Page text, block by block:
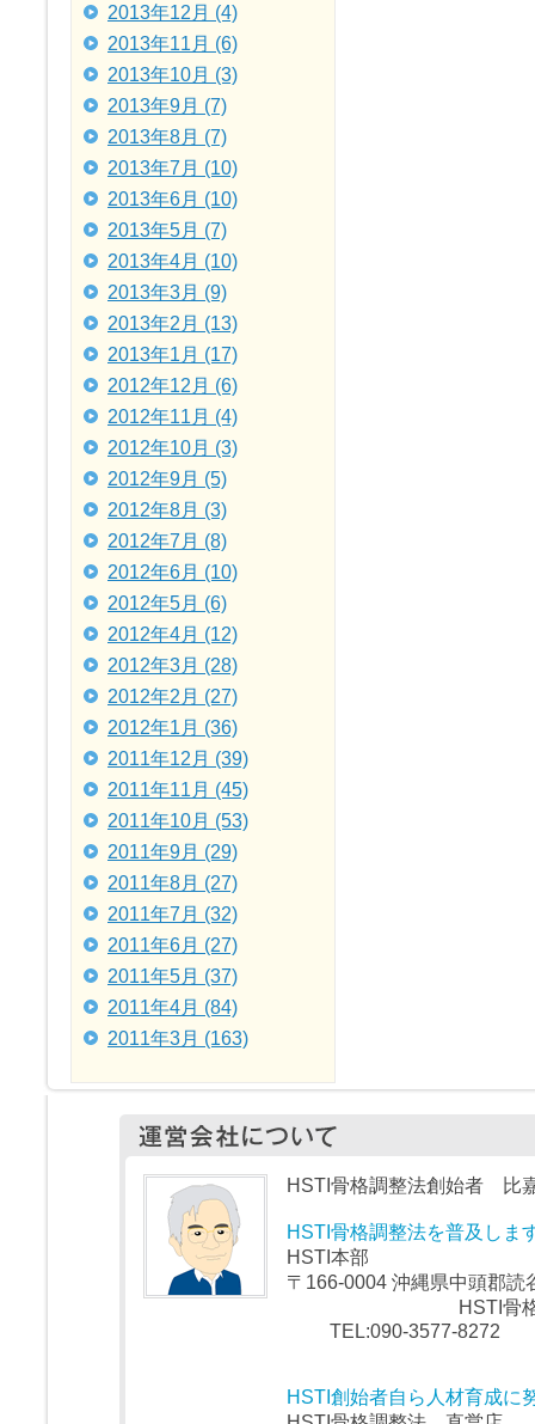
2013年12月 (4)
2013年11月 (6)
2013年10月 (3)
2013年9月 (7)
2013年8月 (7)
2013年7月 (10)
2013年6月 (10)
2013年5月 (7)
2013年4月 (10)
2013年3月 (9)
2013年2月 (13)
2013年1月 (17)
2012年12月 (6)
2012年11月 (4)
2012年10月 (3)
2012年9月 (5)
2012年8月 (3)
2012年7月 (8)
2012年6月 (10)
2012年5月 (6)
2012年4月 (12)
2012年3月 (28)
2012年2月 (27)
2012年1月 (36)
2011年12月 (39)
2011年11月 (45)
2011年10月 (53)
2011年9月 (29)
2011年8月 (27)
2011年7月 (32)
2011年6月 (27)
2011年5月 (37)
2011年4月 (84)
2011年3月 (163)
HSTI骨格調整法創始者 比
HSTI骨格調整法を普及しま
HSTI本部
〒166-0004 沖縄県中頭郡読
HSTI骨格調
TEL:090-3577-8272
HSTI創始者自ら人材育成に